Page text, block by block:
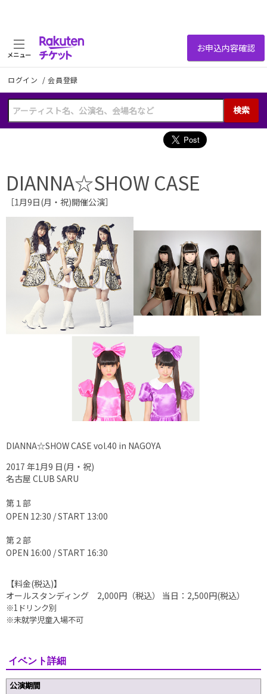
ログイン /会員登録
検索
メニュー
DIANNA☆SHOW CASE
［1月9日(月・祝)開催公演］
DIANNA☆SHOW CASE vol.40 in NAGOYA
2017 年1月9 日(月・祝)
名古屋 CLUB SARU
第１部
OPEN 12:30 / START 13:00
第２部
OPEN 16:00 / START 16:30
【料金(税込)】
オールスタンディング 2,000円（税込） 当日：2,500円(税込）
※1ドリンク別
※未就学児童入場不可
イベント詳細
公演期間